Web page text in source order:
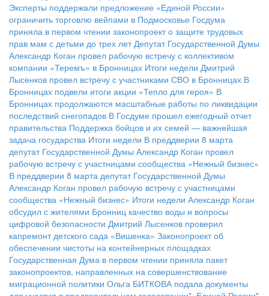
Эксперты поддержали предложение «Единой России»
ограничить торговлю вейпами в Подмосковье Госдума
приняла в первом чтении законопроект о защите трудовых
прав мам с детьми до трех лет Депутат Государственной Думы
Александр Коган провел рабочую встречу с коллективом
компании «Теремъ» в Бронницах Итоги недели Дмитрий
Лысенков провел встречу с участниками СВО в Бронницах В
Бронницах подвели итоги акции «Тепло для героя» В
Бронницах продолжаются масштабные работы по ликвидации
последствий снегопадов В Госдуме прошел ежегодный отчет
правительства Поддержка бойцов и их семей — важнейшая
задача государства Итоги недели В преддверии 8 марта
депутат Государственной Думы Александр Коган провел
рабочую встречу с участницами сообщества «Нежный бизнес»
В преддверии 8 марта депутат Государственной Думы
Александр Коган провел рабочую встречу с участницами
сообщества «Нежный бизнес» Итоги недели Александр Коган
обсудил с жителями Бронниц качество воды и вопросы
цифровой безопасности Дмитрий Лысенков проверил
капремонт детского сада «Вишенка» Законопроект об
обеспечении чистоты на контейнерных площадках
Государственная Дума в первом чтении приняла пакет
законопроектов, направленных на совершенствование
миграционной политики Ольга БИТКОВА подала документы